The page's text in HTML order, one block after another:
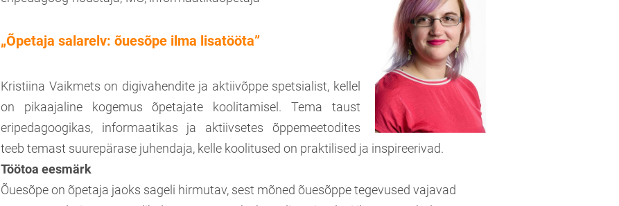
„Õpetaja salarelv: õuesõpe ilma lisatööta”
Kristiina Vaikmets on digivahendite ja aktiivõppe spetsialist, kellel
on pikaajaline kogemus õpetajate koolitamisel. Tema taust
eripedagoogikas, informaatikas ja aktiivsetes õppemeetodites
teeb temast suurepärase juhendaja, kelle koolitused on praktilised ja inspireerivad.
Töötoa eesmärk
Õuesõpe on õpetaja jaoks sageli hirmutav, sest mõned õuesõppe tegevused vajavad